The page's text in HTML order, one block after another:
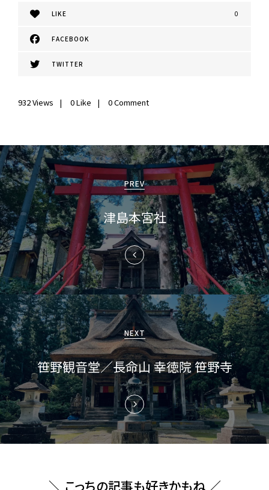
LIKE 0
FACEBOOK
TWITTER
932Views 0Like 0 Comment
投
稿
ナ
ビ
ゲ
ー
シ
ョ
ン
PREV
津島本宮社
NEXT
笹野観音堂／長命山 幸徳院 笹野寺
＼ こっちの記事も好きかもね ／